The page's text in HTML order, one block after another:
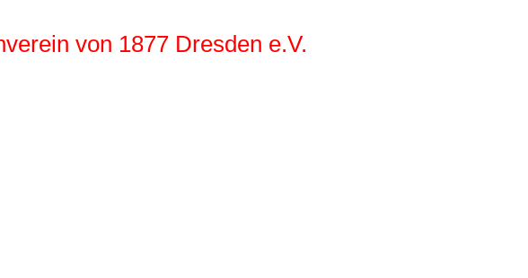
von 1877 Dresden e.V.